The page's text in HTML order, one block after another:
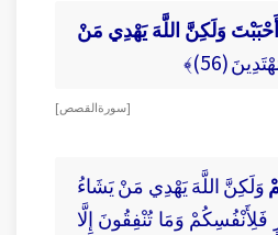
وَلَكِنَّ اللَّهَ يَهْدِي مَنْ
(56)﴾
[ سورة القصص ]
وَلَكِنَّ اللَّهَ يَهْدِي مَنْ يَشَاءُ
وَمَا تُنْفِقُونَ إِلَّا